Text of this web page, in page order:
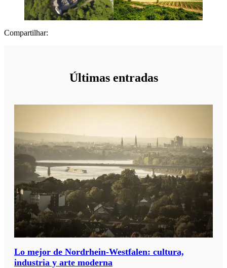
Compartilhar:
Últimas entradas
Lo mejor de Nordrhein-Westfalen: cultura,
industria y arte moderna